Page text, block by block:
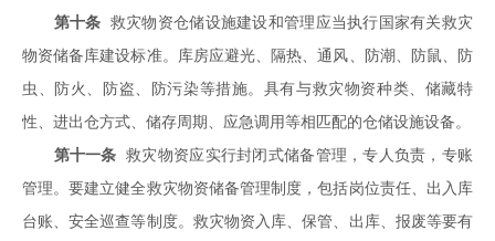
第十条 救灾物资仓储设施建设和管理应当执行国家有关救灾
物资储备库建设标准。库房应避光、隔热、通风、防潮、防鼠、防
虫、防火、防盗、防污染等措施。具有与救灾物资种类、储藏特
性、进出仓方式、储存周期、应急调用等相匹配的仓储设施设备。
第十一条 救灾物资应实行封闭式储备管理，专人负责，专账
管理。要建立健全救灾物资储备管理制度，包括岗位责任、出入库
台账、安全巡查等制度。救灾物资入库、保管、出库、报废等要有